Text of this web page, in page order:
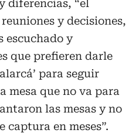
diferencias, “el
y decisiones,
escuchado y
que prefieren darle
para seguir
mesa que no va para
las mesas y no
captura en meses”.